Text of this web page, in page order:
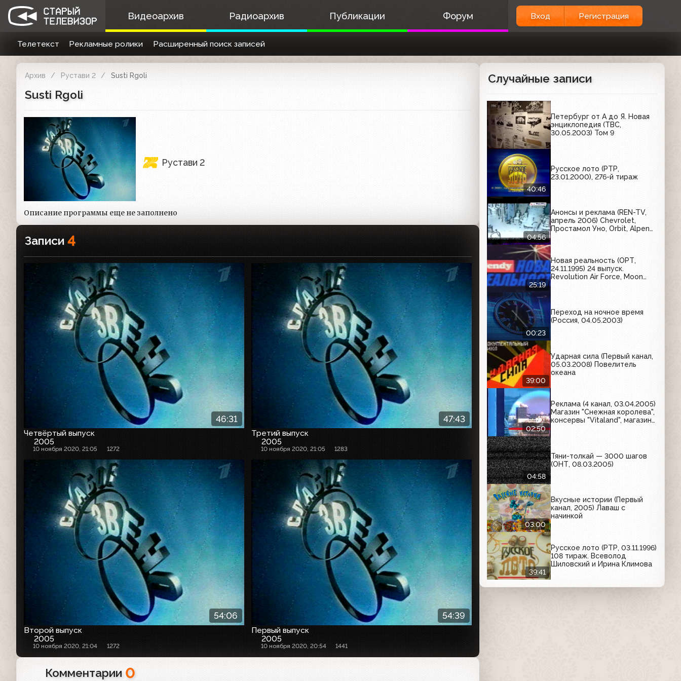
Видеоархив Радиоархив Публикации Форум Вход Регистрация
Телетекст Рекламные ролики Расширенный поиск записей
Архив Рустави 2 Susti Rgoli
Susti Rgoli
Рустави 2
Описание программы еще не заполнено
Записи 4
46:31
Четвёртый выпуск
2005
10 ноября 2020, 21:05 1272
47:43
Третий выпуск
2005
10 ноября 2020, 21:05 1283
54:06
Второй выпуск
2005
10 ноября 2020, 21:04 1272
54:39
Первый выпуск
2005
10 ноября 2020, 20:54 1441
Комментарии 0
Случайные записи
Петербург от А до Я. Новая
энциклопедия (ТВС,
30.05.2003) Том 9
40:46
Русское лото (РТР,
23.01.2000), 276-й тираж
04:56
Анонсы и реклама (REN-TV,
апрель 2006) Chevrolet,
Простамол Уно, Orbit, Alpen
25:19
Новая реальность (ОРТ,
24.11.1995) 24 выпуск.
Revolution Air Force, Moon
00:23
Переход на ночное время
(Россия, 04.05.2003)
39:00
Ударная сила (Первый канал,
05.03.2008) Повелитель
океана
02:50
Реклама (4 канал, 03.04.2005)
Магазин "Снежная королева",
консервы "Vitaland", магазин
04:58
Тяни-толкай — 3000 шагов
(ОНТ, 08.03.2005)
03:00
Вкусные истории (Первый
канал, 2005) Лаваш с
начинкой
39:41
Русское лото (РТР, 03.11.1996)
108 тираж. Всеволод
Шиловский и Ирина Климова